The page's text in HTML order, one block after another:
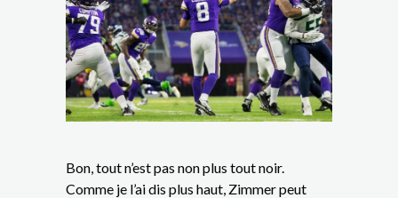
Bon, tout n’est pas non plus tout noir.
Comme je l’ai dis plus haut, Zimmer peut